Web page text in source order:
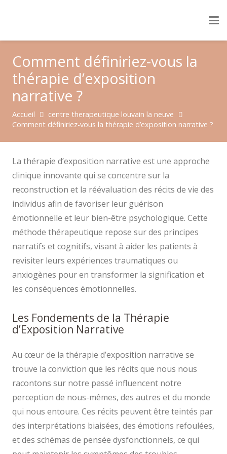
Comment définiriez-vous la
thérapie d’exposition
narrative ?
Accueil
centre therapeutique louvain la neuve
Comment définiriez-vous la thérapie d’exposition narrative ?
La thérapie d’exposition narrative est une approche
clinique innovante qui se concentre sur la
reconstruction et la réévaluation des récits de vie des
individus afin de favoriser leur guérison
émotionnelle et leur bien-être psychologique. Cette
méthode thérapeutique repose sur des principes
narratifs et cognitifs, visant à aider les patients à
revisiter leurs expériences traumatiques ou
anxiogènes pour en transformer la signification et
les conséquences émotionnelles.
Les Fondements de la Thérapie
d’Exposition Narrative
Au cœur de la thérapie d’exposition narrative se
trouve la conviction que les récits que nous nous
racontons sur notre passé influencent notre
perception de nous-mêmes, des autres et du monde
qui nous entoure. Ces récits peuvent être teintés par
des interprétations biaisées, des émotions refoulées,
et des schémas de pensée dysfonctionnels, ce qui